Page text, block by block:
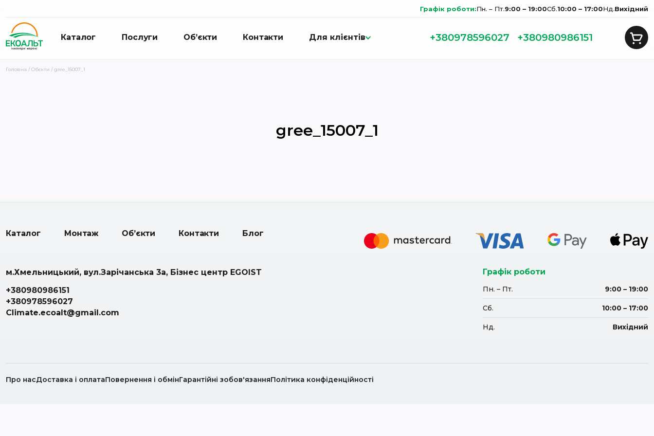
Графік роботи:Пн. – Пт.9:00 – 19:00Сб.10:00 – 17:00Нд.Вихідний
Каталог Послуги Об’єкти Контакти Для клієнтів +380978596027 +380980986151
Головна /Обєкти / gree_15007_1
gree_15007_1
Каталог Монтаж Об’єкти Контакти Блог
м.Хмельницький, вул.Зарічанська 3а, Бізнес центр EGOIST
+380980986151
+380978596027
Climate.ecoalt@gmail.com
Графік роботи
Пн. – Пт. 9:00 – 19:00
Сб. 10:00 – 17:00
Нд. Вихідний
Про насДоставка і оплатаПовернення і обмінГарантійні зобов'язанняПолітика конфіденційності